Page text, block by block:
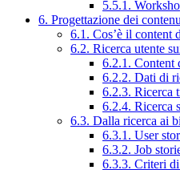
5.5.1.
6. Progettazione dei
6.1. Cos’è il content
6.2. Ricerca utente
6.2.1. Content
6.2.2. Dati di
6.2.3. Ricerca
6.2.4. Ricerca
6.3. Dalla ricerca ai
6.3.1. User
6.3.2. Job
6.3.3. Criteri